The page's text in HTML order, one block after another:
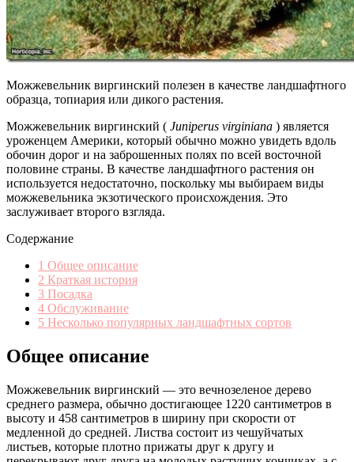
Можжевельник виргинский полезен в качестве ландшафтного
образца, топиария или дикого растения.
Можжевельник виргинский ( Juniperus virginiana ) является
уроженцем Америки, который обычно можно увидеть вдоль
обочин дорог и на заброшенных полях по всей восточной
половине страны. В качестве ландшафтного растения он
используется недостаточно, поскольку мы выбираем виды
можжевельника экзотического происхождения. Это
заслуживает второго взгляда.
Содержание
1 Общее описание
2 Краткая история
3 Посадка
4 Обслуживание
5 Несколько популярных ландшафтных сортов
Общее описание
Можжевельник виргинский — это вечнозеленое дерево
среднего размера, обычно достигающее 1220 сантиметров в
высоту и 458 сантиметров в ширину при скорости от
медленной до средней. Листва состоит из чешуйчатых
листьев, которые плотно прижаты друг к другу и